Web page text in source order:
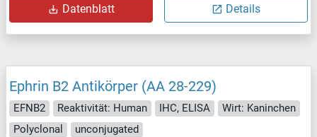
Datenblatt Details
Ephrin B2 Antikörper (AA 28-229)
EFNB2 Reaktivität: Human IHC, ELISA
Wirt: Kaninchen
Polyclonal
unconjugated